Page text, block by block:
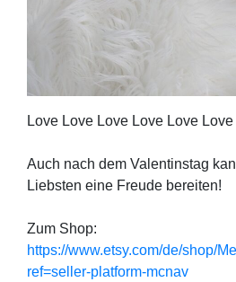
Love Love Love Love Love
Auch nach dem Valen­tins­tag
Liebs­ten eine Freu­de bereiten!
Zum Shop:
https://www.etsy.com/de/shop/
ref=seller-platform-mcnav